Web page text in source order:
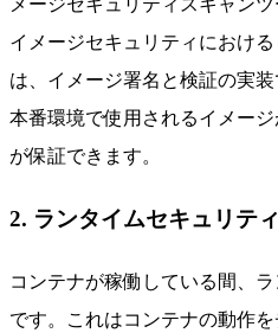
イメージセキュリティにおけ
は、イメージ署名と検証の実
本番環境で使用されるイメー
が保証できます。
2. ランタイムセキュリティ
コンテナが稼働している間、
です。これはコンテナの動作